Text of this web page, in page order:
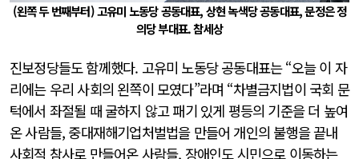
(왼쪽 두 번째부터) 고유미 노동당 공동대표, 상현 녹색당 공동대표, 문정은 정
의당 부대표. 참세상
진보정당들도 함께했다. 고유미 노동당 공동대표는 “오늘 이 자
리에는 우리 사회의 왼쪽이 모였다”라며 “차별금지법이 국회 문
턱에서 좌절될 때 굴하지 않고 패기 있게 평등의 기준을 더 높여
온 사람들, 중대재해기업처벌법을 만들어 개인의 불행을 끝내
사회적 참사로 만들어온 사람들, 장애인도 시민으로 이동하는